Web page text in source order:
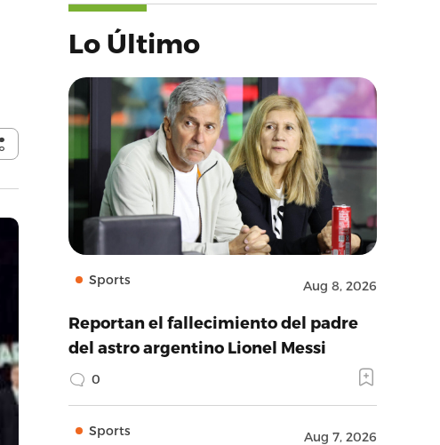
Lo Último
Sports Aug 8, 2026
Reportan el fallecimiento del padre
del astro argentino Lionel Messi
0
Sports Aug 7, 2026